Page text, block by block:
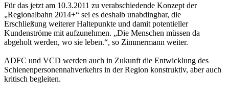
Für das jetzt am 10.3.2011 zu verabschiedende Konzept der
„Regionalbahn 2014+“ sei es deshalb unabdingbar, die
Erschließung weiterer Haltepunkte und damit potentieller
Kundenströme mit aufzunehmen. „Die Menschen müssen da
abgeholt werden, wo sie leben.“, so Zimmermann weiter.
ADFC und VCD werden auch in Zukunft die Entwicklung des
Schienenpersonennahverkehrs in der Region konstruktiv, aber auch
kritisch begleiten.